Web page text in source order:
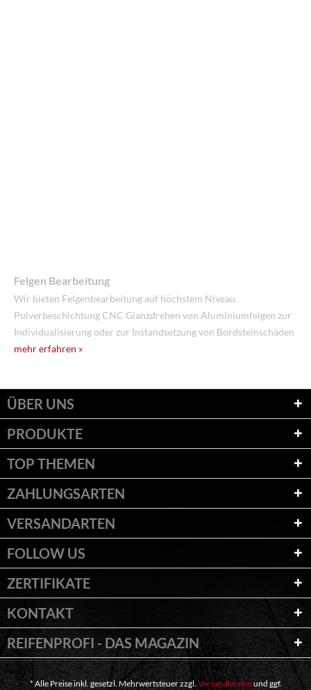
Felgen Bearbeitung
Wir bieten Felgenbearbeitung auf höchstem Niveau.
Pulverbeschichtung CNC Glanzdrehen von Aluminiumfelgen zur
Individualisierung oder zur Instandsetzung von Bordsteinschäden
mehr erfahren »
ÜBER UNS
PRODUKTE
TOP THEMEN
ZAHLUNGSARTEN
VERSANDARTEN
FOLLOW US
ZERTIFIKATE
KONTAKT
REIFENPROFI - DAS MAGAZIN
* Alle Preise inkl. gesetzl. Mehrwertsteuer zzgl.Versandkosten und ggf.